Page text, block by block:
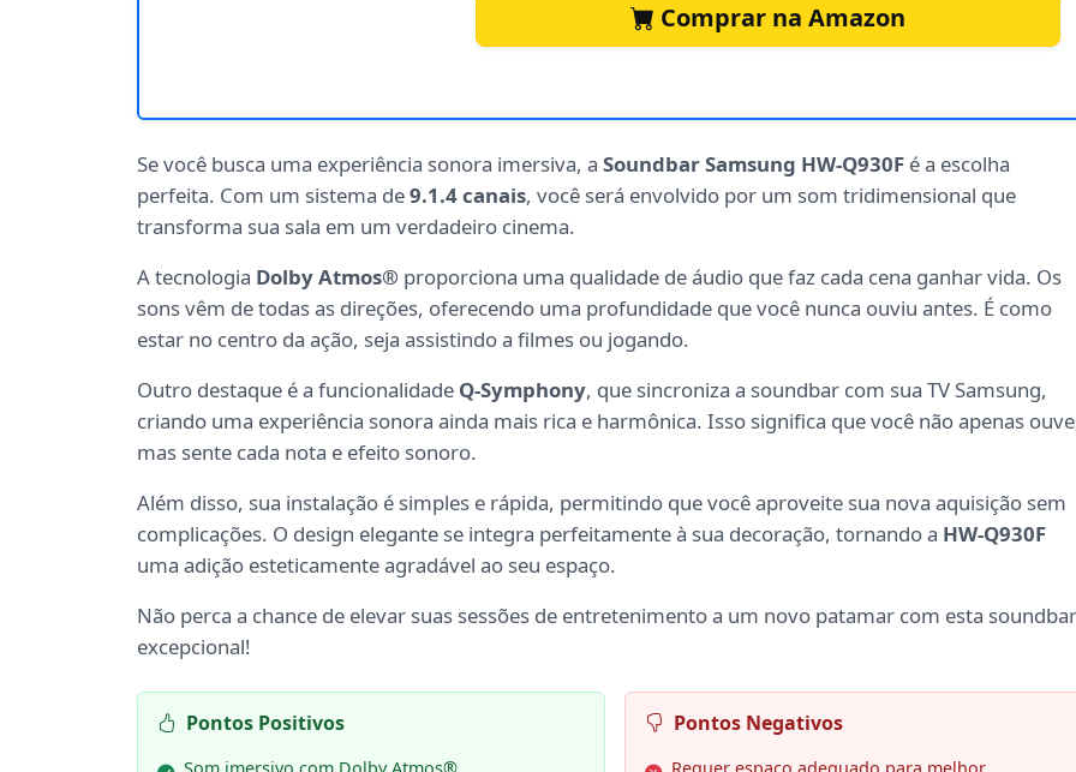
Comprar na Amazon
Se você busca uma experiência sonora imersiva, a Soundbar Samsung HW-Q930F é a escolha
perfeita. Com um sistema de9.1.4 canais, você será envolvido por um som tridimensional que
transforma sua sala em um verdadeiro cinema.
A tecnologia Dolby Atmos® proporciona uma qualidade de áudio que faz cada cena ganhar vida. Os
sons vêm de todas as direções, oferecendo uma profundidade que você nunca ouviu antes. É como
estar no centro da ação, seja assistindo a filmes ou jogando.
Outro destaque é a funcionalidade Q-Symphony, que sincroniza a soundbar com sua TV Samsung,
criando uma experiência sonora ainda mais rica e harmônica. Isso significa que você não apenas
mas sente cada nota e efeito sonoro.
Além disso, sua instalação é simples e rápida, permitindo que você aproveite sua nova aquisição sem
complicações. O design elegante se integra perfeitamente à sua decoração, tornando a HW-Q930F
uma adição esteticamente agradável ao seu espaço.
Não perca a chance de elevar suas sessões de entretenimento a um novo patamar com esta soundbar
excepcional!
Pontos Positivos Pontos Negativos